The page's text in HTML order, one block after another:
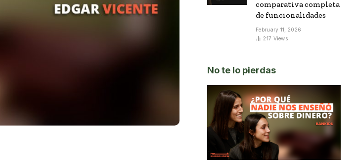
comparativa completa
de funcionalidades
February 11, 2026
217 Views
No te lo pierdas